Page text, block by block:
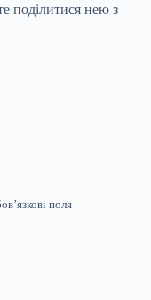
поділитися нею з
поля